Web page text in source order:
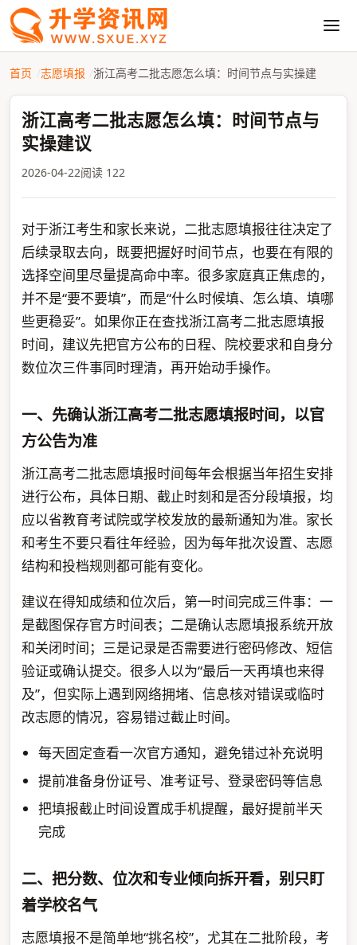
首页 志愿填报 浙江高考二批志愿怎么填：时间节点与实操建
浙江高考二批志愿怎么填：时间节点与
实操建议
2026-04-22阅读 122
对于浙江考生和家长来说，二批志愿填报往往决定了
后续录取去向，既要把握好时间节点，也要在有限的
选择空间里尽量提高命中率。很多家庭真正焦虑的，
并不是“要不要填”，而是“什么时候填、怎么填、填哪
些更稳妥”。如果你正在查找浙江高考二批志愿填报
时间，建议先把官方公布的日程、院校要求和自身分
数位次三件事同时理清，再开始动手操作。
一、先确认浙江高考二批志愿填报时间，以官
方公告为准
浙江高考二批志愿填报时间每年会根据当年招生安排
进行公布，具体日期、截止时刻和是否分段填报，均
应以省教育考试院或学校发放的最新通知为准。家长
和考生不要只看往年经验，因为每年批次设置、志愿
结构和投档规则都可能有变化。
建议在得知成绩和位次后，第一时间完成三件事：一
是截图保存官方时间表；二是确认志愿填报系统开放
和关闭时间；三是记录是否需要进行密码修改、短信
验证或确认提交。很多人以为“最后一天再填也来得
及”，但实际上遇到网络拥堵、信息核对错误或临时
改志愿的情况，容易错过截止时间。
每天固定查看一次官方通知，避免错过补充说明
提前准备身份证号、准考证号、登录密码等信息
把填报截止时间设置成手机提醒，最好提前半天
完成
二、把分数、位次和专业倾向拆开看，别只盯
着学校名气
志愿填报不是简单地“挑名校”，尤其在二批阶段，考